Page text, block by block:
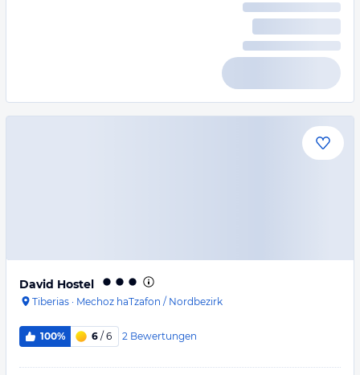
David Hostel
Tiberias · Mechoz haTzafon / Nordbezirk
100% 6 / 6 2 Bewertungen